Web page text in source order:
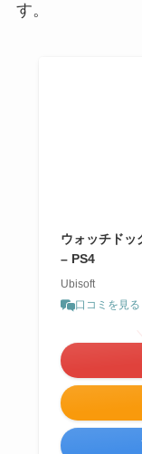
す。
ウォッチドッ
– PS4
Ubisoft
口コミを見る